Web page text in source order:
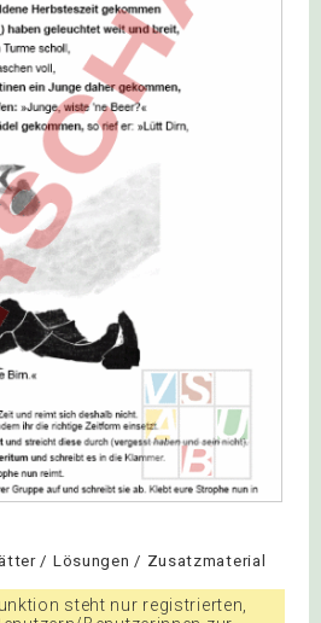
/ Lösungen / Zusatzmaterial
steht nur registrierten,